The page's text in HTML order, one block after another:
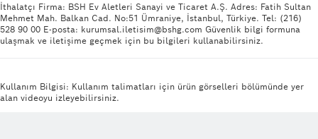
İthalatçı Firma: BSH Ev Aletleri Sanayi ve Ticaret A.Ş. Adres: Fatih Sultan
Mehmet Mah. Balkan Cad. No:51 Ümraniye, İstanbul, Türkiye. Tel: (216)
528 90 00 E-posta: kurumsal.iletisim@bshg.com Güvenlik bilgi formuna
ulaşmak ve iletişime geçmek için bu bilgileri kullanabilirsiniz.
Kullanım Bilgisi: Kullanım talimatları için ürün görselleri bölümünde yer
alan videoyu izleyebilirsiniz.